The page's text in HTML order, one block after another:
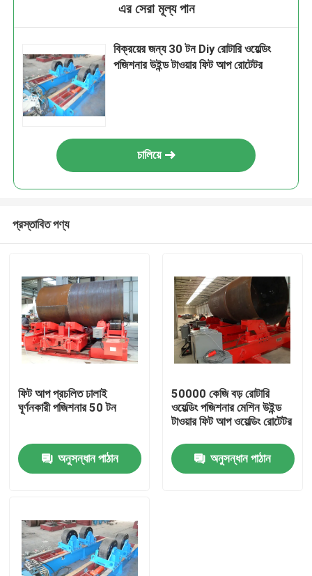
পণ্য
আমাদের সম্পর্কে
এর সেরা মূল্য পান
বিক্রয়ের জন্য 30 টন Diy রোটারি ওয়েল্ডিং
পজিশনার উইন্ড টাওয়ার ফিট আপ রোটেটর
চালিয়ে
প্রস্তাবিত পণ্য
ফিট আপ প্রচলিত ঢালাই
ঘূর্ণনকারী পজিশনার 50 টন
অনুসন্ধান পাঠান
50000 কেজি বড় রোটারি
ওয়েল্ডিং পজিশনার মেশিন উইন্ড
টাওয়ার ফিট আপ ওয়েল্ডিং রোটেটর
অনুসন্ধান পাঠান